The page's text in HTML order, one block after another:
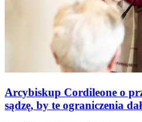
Arcybiskup Cordileone o
sądzę, by te ograniczenia